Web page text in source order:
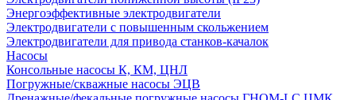
Энергоэффективные электродвигатели
Электродвигатели с повышенным скольжением
Электродвигатели для привода станков-качалок
Насосы
Консольные насосы К, КМ, ЦНЛ
Погружные/скважные насосы ЭЦВ